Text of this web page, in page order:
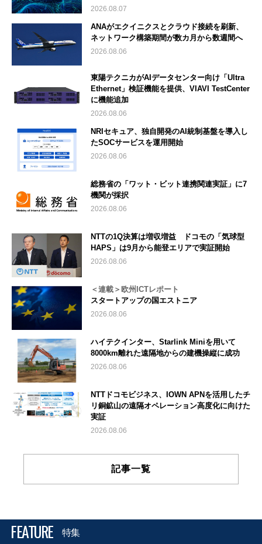
2026.08.07
ANAがエクイニクスとクラウド接続を刷新、
ネットワーク構築期間が数カ月から数週間へ
2026.08.06
東陽テクニカがAIデータセンター向け「Ultra
Ethernet」検証機能を提供、VIAVI TestCenter
に機能追加
2026.08.06
NRIセキュア、独自開発のAI統制基盤を導入し
たSOCサービスを運用開始
2026.08.06
総務省の「ワット・ビット連携関連実証」に7
機関が採択
2026.08.06
NTTの1Q決算は増収増益 ドコモの「気球型
HAPS」は9月から能登エリアで実証開始
2026.08.06
＜連載＞欧州ICTレポート
スタートアップの国エストニア
2026.08.06
ハイテクインター、Starlink Miniを用いて
8000km離れた遠隔地からの建機操縦に成功
2026.08.06
NTTドコモビジネス、IOWN APNを活用したチ
リ銅鉱山の遠隔オペレーション高度化に向けた
実証
2026.08.06
記事一覧
FEATURE 特集